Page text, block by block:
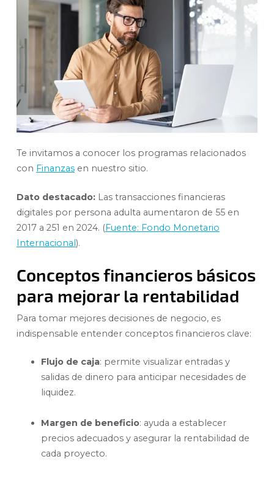
Te invitamos a conocer los programas relacionados
con Finanzas en nuestro sitio.
Dato destacado: Las transacciones financieras
digitales por persona adulta aumentaron de 55 en
2017 a 251 en 2024. (Fuente: Fondo Monetario
Internacional).
Conceptos financieros básicos
para mejorar la rentabilidad
Para tomar mejores decisiones de negocio, es
indispensable entender conceptos financieros clave:
Flujo de caja: permite visualizar entradas y
salidas de dinero para anticipar necesidades de
liquidez.
Margen de beneficio: ayuda a establecer
precios adecuados y asegurar la rentabilidad de
cada proyecto.